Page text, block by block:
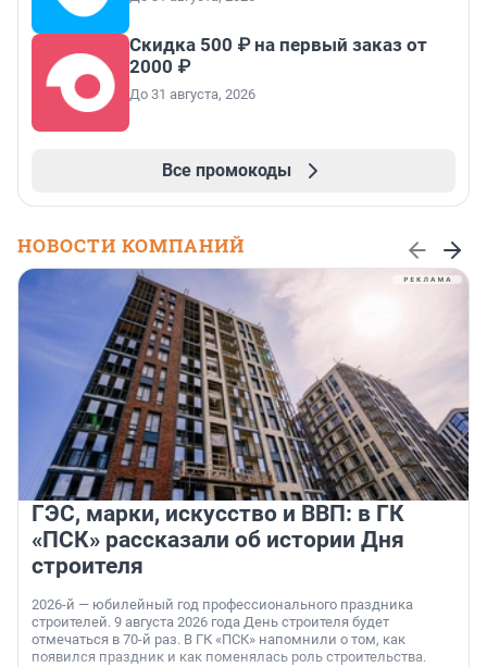
Скидка 500 ₽ на первый заказ от
2000 ₽
До 31 августа, 2026
Все промокоды
НОВОСТИ КОМПАНИЙ
ГЭС, марки, искусство и ВВП: в ГК
«ПСК» рассказали об истории Дня
строителя
2026-й — юбилейный год профессионального праздника
строителей. 9 августа 2026 года День строителя будет
отмечаться в 70-й раз. В ГК «ПСК» напомнили о том, как
появился праздник и как поменялась роль строительства.